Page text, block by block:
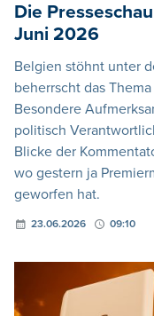
Die
Juni 2026
Belgien stöhnt unter
beherrscht das
Besondere
politisch
Blicke der
wo gestern ja
geworfen hat.
23.06.2026 09:10